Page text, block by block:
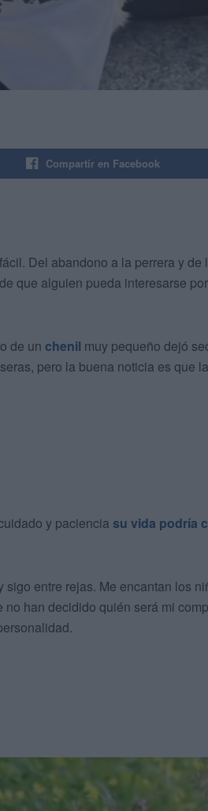
Compartir en Facebook
Del abandono a la perrera y de
que alguien pueda interesarse
de un chenil muy pequeño dejó
pero la buena noticia es que
y paciencia su vida podría
entre rejas. Me encantan los
han decidido quién será mi